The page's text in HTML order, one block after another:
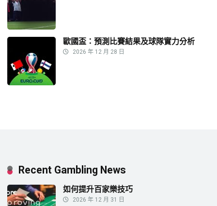
歐國盃：預測比賽結果及球隊實力分析
2026 年 12 月 28 日
Recent Gambling News
如何提升百家樂技巧
2026 年 12 月 31 日